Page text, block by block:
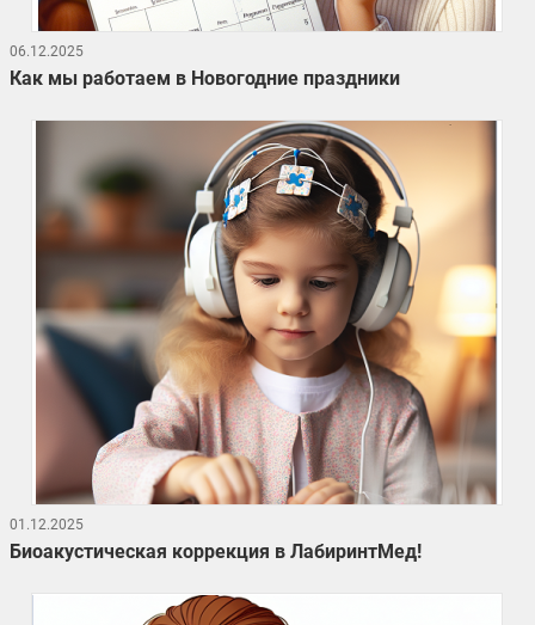
06.12.2025
Как мы работаем в Новогодние праздники
01.12.2025
Биоакустическая коррекция в ЛабиринтМед!